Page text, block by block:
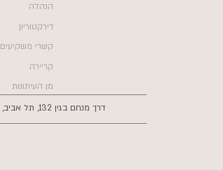
הנהלה
דירקטוריון
קשרי משקיעים
קריירה
מן העיתונות
דרך מנחם בגין 132, תל אביב, מגדלי עזריאלי (עגול)